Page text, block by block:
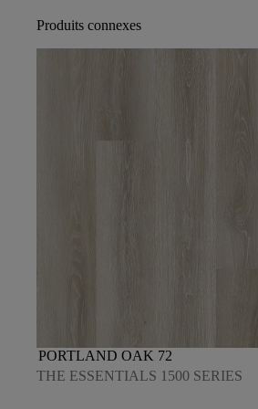
Produits connexes
PORTLAND OAK 72
THE ESSENTIALS 1500 SERIES